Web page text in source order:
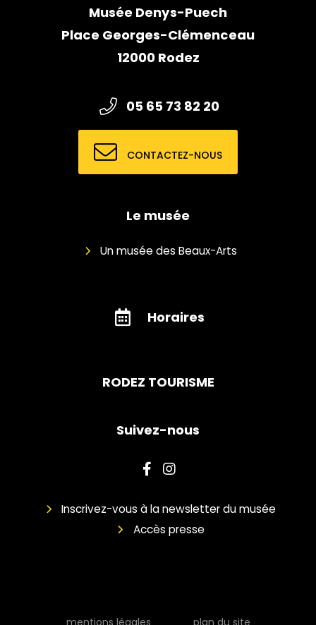
Musée Denys-Puech
Place Georges-Clémenceau
12000 Rodez
05 65 73 82 20
CONTACTEZ-NOUS
Le musée
Un musée des Beaux-Arts
Horaires
RODEZ TOURISME
Suivez-nous
Inscrivez-vous à la newsletter du musée
Accès presse
mentions légales plan du site